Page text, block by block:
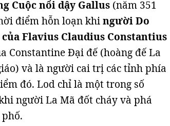
Cuộc nổi dậy Gallus (năm 351
điểm hỗn loạn khingười Do
Flavius Claudius Constantius
Constantine Đại đế (hoàng đế La
và là người cai trị các tỉnh phía
đó. Lod chỉ là một trong số
người La Mã đốt cháy và phá